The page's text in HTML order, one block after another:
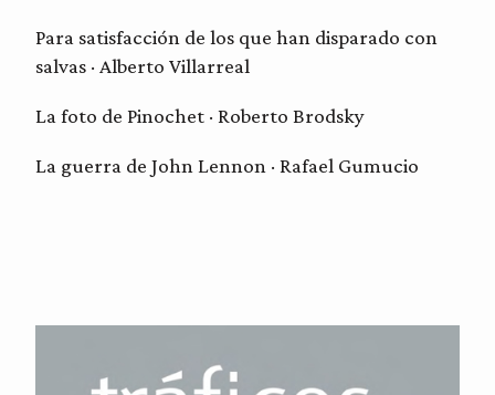
Para satisfacción de los que han disparado con
salvas · Alberto Villarreal
La foto de Pinochet · Roberto Brodsky
La guerra de John Lennon · Rafael Gumucio